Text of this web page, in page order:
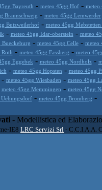
Bayreuth - meteo 45gg Hof- meteo
Braunschweig - meteo 45gg Lemwerder
Butzweilerhof- meteo 45gg
- meteo 45gg Idar-oberstein - meteo
Bueckeburg - meteo 45gg Celle- meteo
Roth - meteo 45gg Fassberg - meteo
Eggebek - meteo 45gg Nordholz -
- meteo 45gg Hopsten - meteo 45gg
- meteo 45gg Wiesbaden - meteo 45gg
meteo 45gg Memmingen - meteo 45gg
- meteo 45gg Bromberg -
- Modellistica ed
IE8 LRC Servizi Srl - C.C.I.A.A.